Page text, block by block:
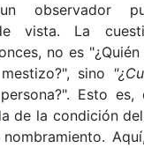
observador
vista. La
no es
sino
Esto es,
de la condición